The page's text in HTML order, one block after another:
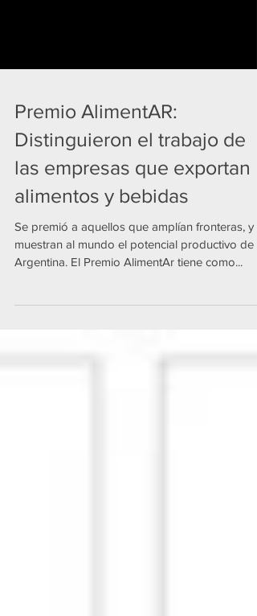
Premio AlimentAR:
Distinguieron el trabajo de
las empresas que exportan
alimentos y bebidas
Se premió a aquellos que amplían fronteras, y